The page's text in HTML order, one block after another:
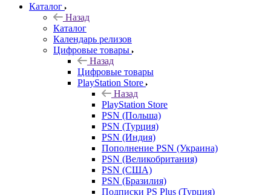
Каталог
Назад
Каталог
Календарь релизов
Цифровые товары
Назад
Цифровые товары
PlayStation Store
Назад
PlayStation Store
PSN (Польша)
PSN (Турция)
PSN (Индия)
Пополнение PSN (Украина)
PSN (Великобритания)
PSN (США)
PSN (Бразилия)
Подписки PS Plus (Турция)